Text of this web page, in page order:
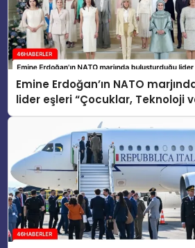
Emine Erdoğan’ın NATO
lider eşleri “Çocuklar, Teknoloji
konusunu ele aldı